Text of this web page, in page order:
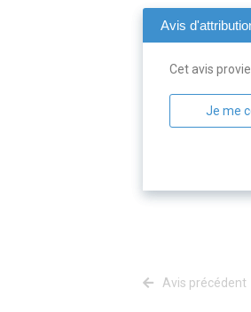
Avis
Cet avis
Je me
Avis précédent